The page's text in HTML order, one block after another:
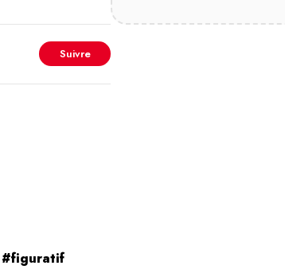
Suivre
#figuratif